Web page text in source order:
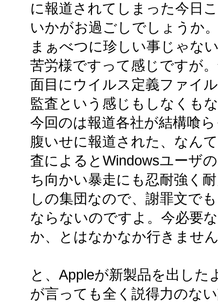
に報道されてしまった今日
いかがお過ごしでしょうか
まぁべつに珍しい事じゃな
苦労様ですって感じですが
面目にウイルス定義ファイ
監査という感じもしなくも
今回のは報道各社が結構喰
腹いせに報道された、なん
査によるとWindowsユーザ
ち向かい暴走にも忍耐強く
しの集団なので、謝罪文で
ならないのですよ。今必要
か、とはなかなか行きませ
と、Appleが新製品を出し
が言っても全く説得力のな